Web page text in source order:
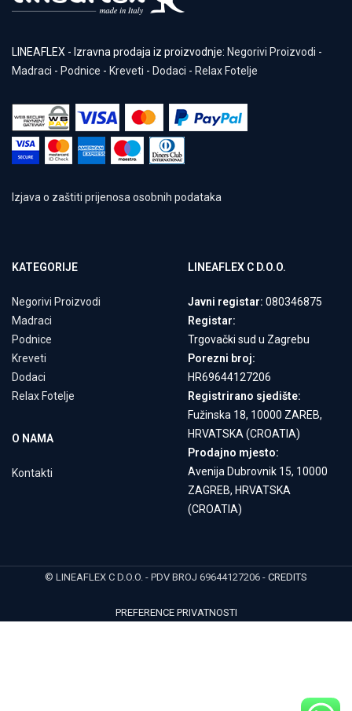
LINEAFLEX - Izravna prodaja iz proizvodnje: Negorivi Proizvodi -
Madraci - Podnice - Kreveti - Dodaci - Relax Fotelje
Izjava o zaštiti prijenosa osobnih podataka
KATEGORIJE
Negorivi Proizvodi
Madraci
Podnice
Kreveti
Dodaci
Relax Fotelje
O NAMA
Kontakti
LINEAFLEX C D.O.O.
Javni registar: 080346875
Registar:
Trgovački sud u Zagrebu
Porezni broj:
HR69644127206
Registrirano sjedište:
Fužinska 18, 10000 ZAREB,
HRVATSKA (CROATIA)
Prodajno mjesto:
Avenija Dubrovnik 15, 10000
ZAGREB, HRVATSKA
(CROATIA)
© LINEAFLEX C D.O.O. - PDV BROJ 69644127206 - CREDITS
PREFERENCE PRIVATNOSTI